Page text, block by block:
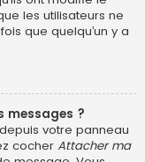
les utilisateurs ne
que quelqu’un y a
messages ?
votre panneau
cocher Attacher ma